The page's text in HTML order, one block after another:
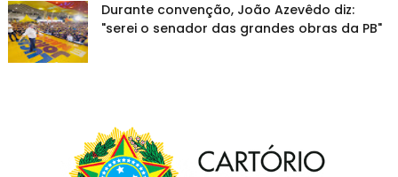
Durante convenção, João Azevêdo diz:
"serei o senador das grandes obras da PB"